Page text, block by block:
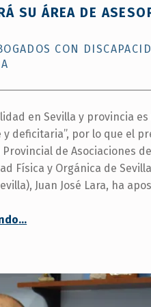
de
y
de
Junta
de
Andalucía.
”
SU ÁREA DE
CON
en Sevilla y provincia
y deficitaria”, por lo que el
Provincial de Asociaciones
Física y Orgánica de
Juan José Lara, ha
La
ha
reunido
con
…